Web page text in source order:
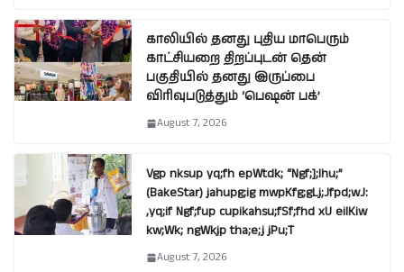
காலியில் தனது புதிய மாபெரும்
காட்சியறை திறப்புடன் தென்
பகுதியில் தனது இருப்பை
விரிவுபடுத்தும் ‘பெஷன் பக்’
August 7, 2026
Vgp nksup yq;fh epWtdk; “Ngf;];lhu;”
(BakeStar) jahupg;ig mwpKfg;gLj;Jfpd;wJ:
,yq;if Ngf;fup cupikahsu;fSf;fhd xU eilKiw
kw;Wk; ngWkjp tha;e;j jPu;T
August 7, 2026